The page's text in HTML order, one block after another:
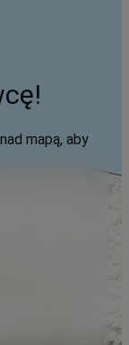
mapą, aby